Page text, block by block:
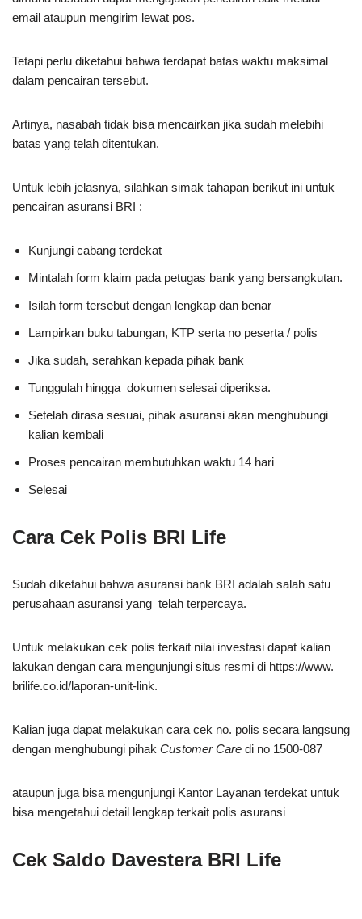
email ataupun mengirim lewat pos.
Tetapi perlu diketahui bahwa terdapat batas waktu maksimal
dalam pencairan tersebut.
Artinya, nasabah tidak bisa mencairkan jika sudah melebihi
batas yang telah ditentukan.
Untuk lebih jelasnya, silahkan simak tahapan berikut ini untuk
pencairan asuransi BRI :
Kunjungi cabang terdekat
Mintalah form klaim pada petugas bank yang bersangkutan.
Isilah form tersebut dengan lengkap dan benar
Lampirkan buku tabungan, KTP serta no peserta / polis
Jika sudah, serahkan kepada pihak bank
Tunggulah hingga dokumen selesai diperiksa.
Setelah dirasa sesuai, pihak asuransi akan menghubungi
kalian kembali
Proses pencairan membutuhkan waktu 14 hari
Selesai
Cara Cek Polis BRI Life
Sudah diketahui bahwa asuransi bank BRI adalah salah satu
perusahaan asuransi yang telah terpercaya.
Untuk melakukan cek polis terkait nilai investasi dapat kalian
lakukan dengan cara mengunjungi situs resmi di https://www.
brilife.co.id/laporan-unit-link.
Kalian juga dapat melakukan cara cek no. polis secara langsung
dengan menghubungi pihak Customer Care di no 1500-087
ataupun juga bisa mengunjungi Kantor Layanan terdekat untuk
bisa mengetahui detail lengkap terkait polis asuransi
Cek Saldo Davestera BRI Life